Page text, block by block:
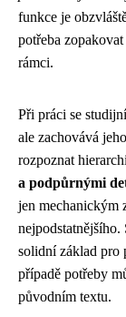
funkce je
potřeba
rámci.
Při práci se
ale zachovává
rozpoznat
a podpůrnými
jen mechanickým
solidní základ pro
případě potřeby
původním textu.